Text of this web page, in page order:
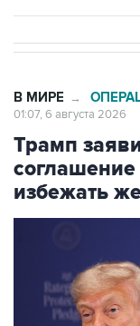
В МИРЕ →
01:07, 6 августа 2026
Трамп
избежать